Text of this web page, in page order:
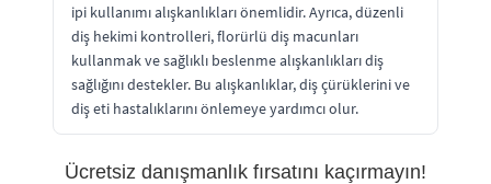
ipi kullanımı alışkanlıkları önemlidir. Ayrıca, düzenli
diş hekimi kontrolleri, florürlü diş macunları
kullanmak ve sağlıklı beslenme alışkanlıkları diş
sağlığını destekler. Bu alışkanlıklar, diş çürüklerini ve
diş eti hastalıklarını önlemeye yardımcı olur.
Ücretsiz danışmanlık fırsatını kaçırmayın!